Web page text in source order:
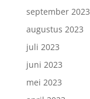
september 2023
augustus 2023
juli 2023
juni 2023
mei 2023